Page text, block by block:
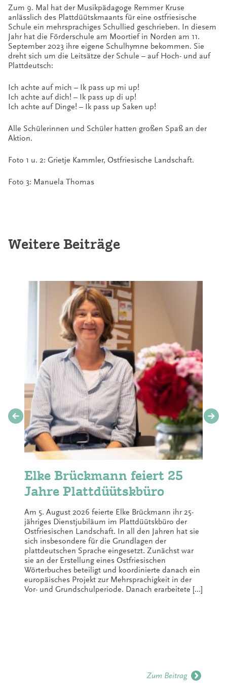
Zum 9. Mal hat der Musikpädagoge Remmer Kruse
anlässlich des Plattdüütskmaants für eine ostfriesische
Schule ein mehrsprachiges Schullied geschrieben. In diesem
Jahr hat die Förderschule am Moortief in Norden am 11.
September 2023 ihre eigene Schulhymne bekommen. Sie
dreht sich um die Leitsätze der Schule – auf Hoch- und auf
Plattdeutsch:
Ich achte auf mich – Ik pass up mi up!
Ich achte auf dich! – Ik pass up di up!
Ich achte auf Dinge! – Ik pass up Saken up!
Alle Schülerinnen und Schüler hatten großen Spaß an der
Aktion.
Foto 1 u. 2: Grietje Kammler, Ostfriesische Landschaft.
Foto 3: Manuela Thomas
Weitere Beiträge
Elke Brückmann feiert 25
Jahre Plattdüütskbüro
Am 5. August 2026 feierte Elke Brückmann ihr 25-
jähriges Dienstjubiläum im Plattdüütskbüro der
Ostfriesischen Landschaft. In all den Jahren hat sie
sich insbesondere für die Grundlagen der
plattdeutschen Sprache eingesetzt. Zunächst war
sie an der Erstellung eines Ostfriesischen
Wörterbuches beteiligt und koordinierte danach ein
europäisches Projekt zur Mehrsprachigkeit in der
Vor- und Grundschulperiode. Danach erarbeitete […]
Zum Beitrag